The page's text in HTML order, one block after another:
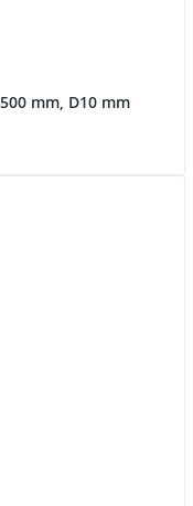
mm, D10 mm